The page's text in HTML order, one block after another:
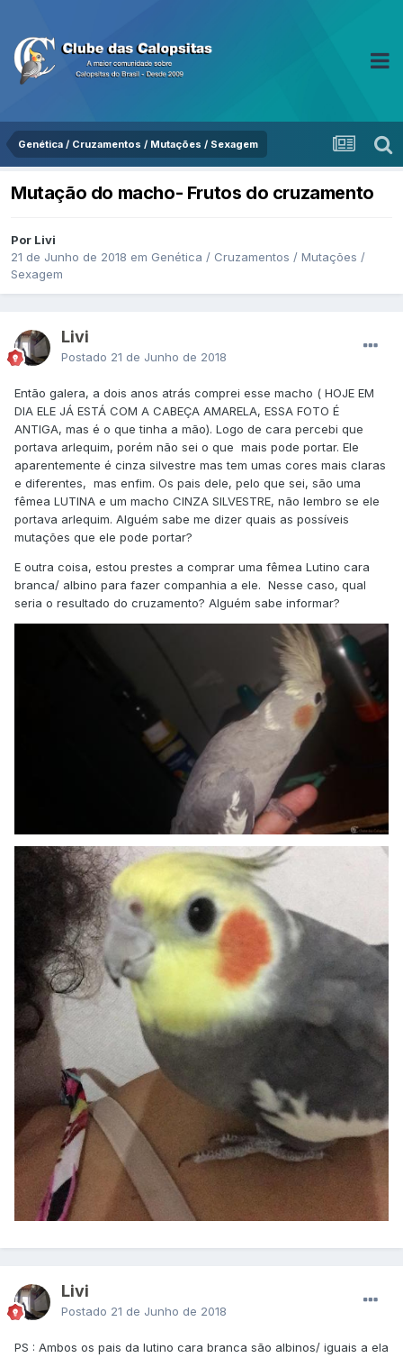
Genética / Cruzamentos / Mutações / Sexagem
Mutação do macho- Frutos do cruzamento
Por Livi
21 de Junho de 2018 em Genética / Cruzamentos / Mutações /
Sexagem
Livi
Postado 21 de Junho de 2018
Então galera, a dois anos atrás comprei esse macho ( HOJE EM
DIA ELE JÁ ESTÁ COM A CABEÇA AMARELA, ESSA FOTO É
ANTIGA, mas é o que tinha a mão). Logo de cara percebi que
portava arlequim, porém não sei o que mais pode portar. Ele
aparentemente é cinza silvestre mas tem umas cores mais claras
e diferentes, mas enfim. Os pais dele, pelo que sei, são uma
fêmea LUTINA e um macho CINZA SILVESTRE, não lembro se ele
portava arlequim. Alguém sabe me dizer quais as possíveis
mutações que ele pode portar?
E outra coisa, estou prestes a comprar uma fêmea Lutino cara
branca/ albino para fazer companhia a ele. Nesse caso, qual
seria o resultado do cruzamento? Alguém sabe informar?
Livi
Postado 21 de Junho de 2018
PS : Ambos os pais da lutino cara branca são albinos/ iguais a ela